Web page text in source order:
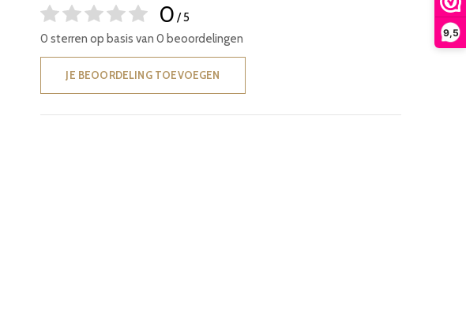
9,5
0 / 5
0 sterren op basis van 0 beoordelingen
JE BEOORDELING TOEVOEGEN